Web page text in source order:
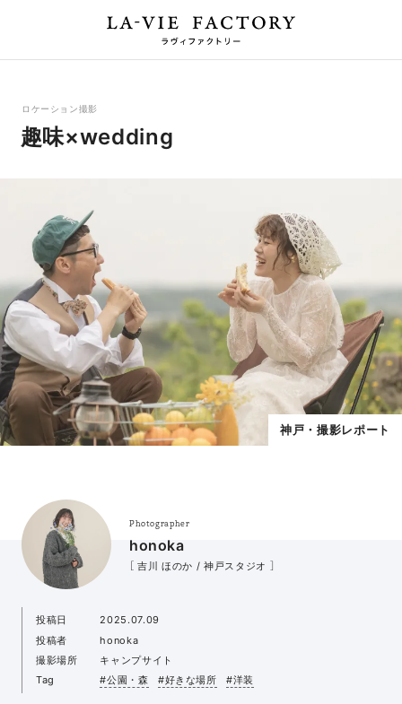
ロケーション撮影
趣味×wedding
神戸・撮影レポート
Photographer
honoka
［ 吉川 ほのか / 神戸スタジオ ］
投稿日
2025.07.09
投稿者
honoka
撮影場所
キャンプサイト
Tag
#公園・森 #好きな場所 #洋装